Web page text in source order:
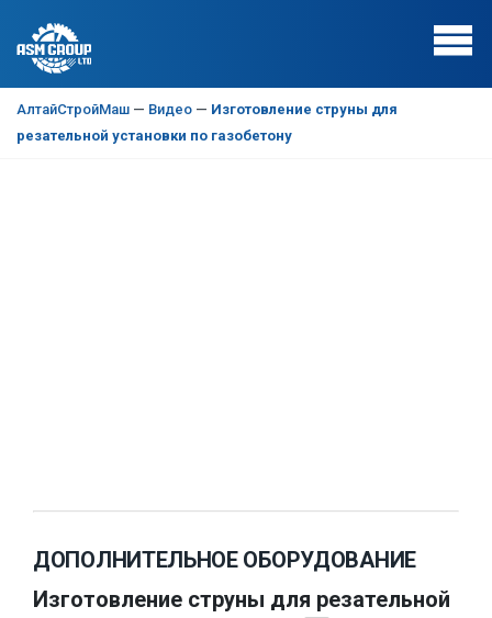
АлтайСтройМаш — Видео — Изготовление струны для
резательной установки по газобетону
ДОПОЛНИТЕЛЬНОЕ ОБОРУДОВАНИЕ
Изготовление струны для резательной